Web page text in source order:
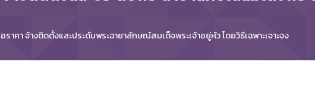
ราคา จ้างติดตั้งและประดับพระฉายาลักษณ์สมเด็จพระเจ้าอยู่หัว โดยวิธีเฉพาะเจาะจง